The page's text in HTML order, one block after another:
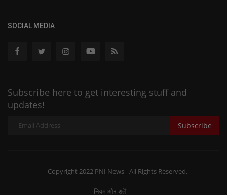
SOCIAL MEDIA
Subscribe here to get interesting stuff and
updates!
Subscribe
Copyright 2022 PNI News - All Rights Reserved.
नियम और शर्तें